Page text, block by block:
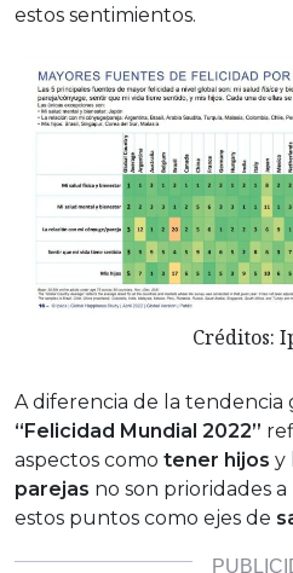
estos sentimientos.
Créditos:
A diferencia de la tendencia
“Felicidad Mundial 2022”
aspectos como tener hijos y
parejas no son prioridades
estos puntos como ejes de